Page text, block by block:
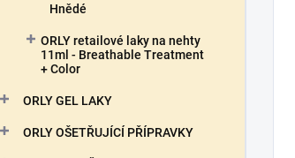
Hnědé
ORLY retailové laky na nehty
11ml - Breathable Treatment
+ Color
ORLY GEL LAKY
ORLY OŠETŘUJÍCÍ PŘÍPRAVKY